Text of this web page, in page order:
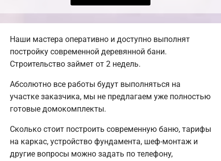
Наши мастера оперативно и доступно выполнят
постройку современной деревянной бани.
Строительство займет от 2 недель.
Абсолютно все работы будут выполняться на
участке заказчика, мы не предлагаем уже полностью
готовые домокомплекты.
Сколько стоит построить современную баню, тарифы
на каркас, устройство фундамента, шеф-монтаж и
другие вопросы можно задать по телефону,